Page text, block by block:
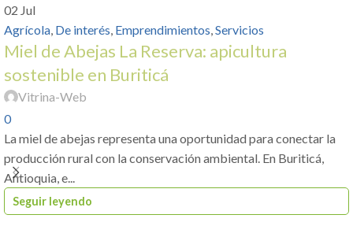
02 Jul
Agrícola, De interés, Emprendimientos,Servicios
Miel de Abejas La Reserva: apicultura
sostenible en Buriticá
Vitrina-Web
0
La miel de abejas representa una oportunidad para conectar la
producción rural con la conservación ambiental. En Buriticá,
Antioquia, e...
Seguir leyendo